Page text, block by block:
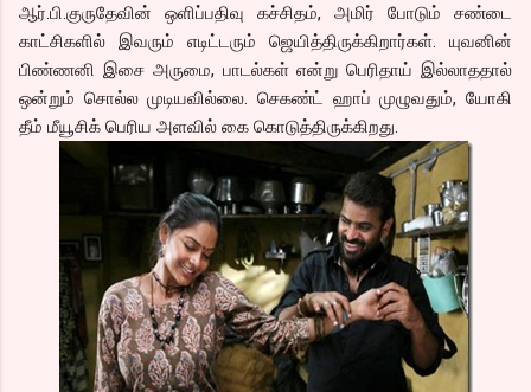
ஆர்.பி.குருதேவின் ஒளிப்பதிவு கச்சிதம், அமிர் போடும் சண்டை
காட்சிகளில் இவரும் எடிட்டரும் ஜெயித்திருக்கிறார்கள். யுவனின்
பிண்ணனி இசை அருமை, பாடல்கள் என்று பெரிதாய் இல்லாததால்
ஒன்றும் சொல்ல முடியவில்லை. செகண்ட் ஹாப் முழுவதும், யோகி
தீம் மீயூசிக் பெரிய அளவில் கை கொடுத்திருக்கிறது.